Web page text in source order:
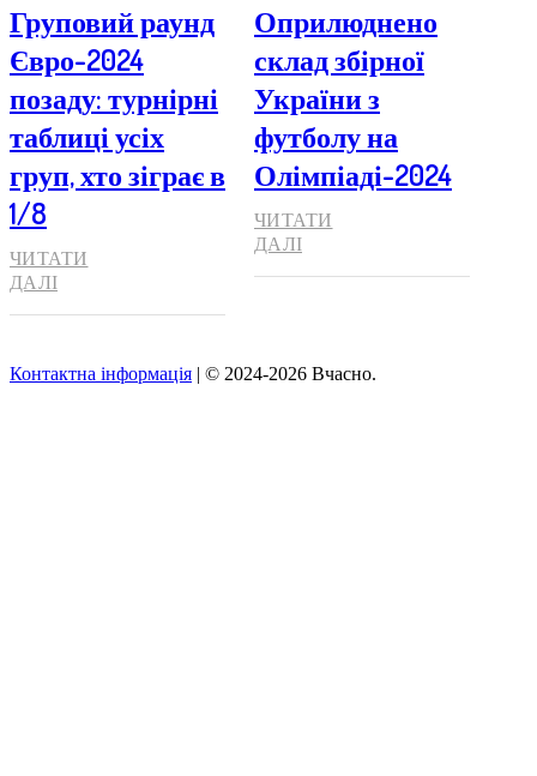
Груповий раунд
Євро-2024
позаду: турнірні
таблиці усіх
груп, хто зіграє в
1/8
ЧИТАТИ
ДАЛІ
Оприлюднено
склад збірної
України з
футболу на
Олімпіаді-2024
ЧИТАТИ
ДАЛІ
Контактна інформація | © 2024-2026 Вчасно.